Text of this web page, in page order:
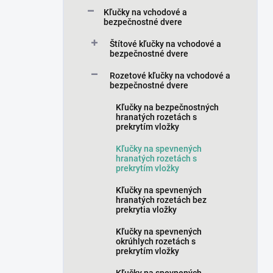
Kľučky na vchodové a
bezpečnostné dvere
Štítové kľučky na vchodové a
bezpečnostné dvere
Rozetové kľučky na vchodové a
bezpečnostné dvere
Kľučky na bezpečnostných
hranatých rozetách s
prekrytím vložky
Kľučky na spevnených
hranatých rozetách s
prekrytím vložky
Kľučky na spevnených
hranatých rozetách bez
prekrytia vložky
Kľučky na spevnených
okrúhlych rozetách s
prekrytím vložky